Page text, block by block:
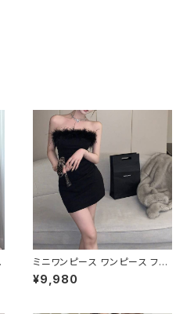
ミニワンピース ワンピース フェ
ザーデザイン タイトワンピース
チューブトップ レディース 春夏
¥9,980